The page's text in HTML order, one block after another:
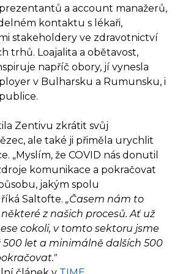
a account manažerů,
kontaktu s lékaři,
stakeholdery ve zdravotnictví
trhů. Loajalita a obětavost,
napříč obory, jí vynesla
v Bulharsku a Rumunsku, i
Zentivu zkrátit svůj
ale také ji přiměla urychlit
„Myslím, že COVID nás donutil
komunikace a pokračovat
jakým spolu
Saltofte. „Časem nám to
z našich procesů. Ať už
cokoli, v tomto sektoru jsme
let a minimálně dalších 500